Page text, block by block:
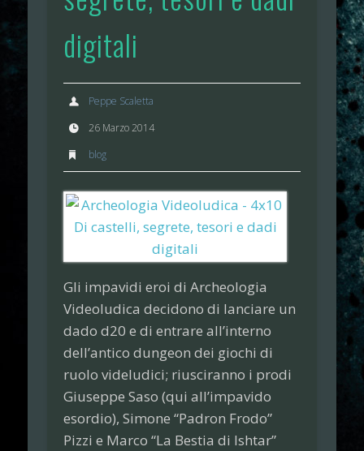
digitali
Peppe Scaletta
26 Marzo 2014
blog
Gli impavidi eroi diArcheologia
Videoludica decidono di lanciare un
dado d20 e di entrare all’interno
dell’antico dungeon dei giochi di
ruolo videludici; riusciranno i prodi
Giuseppe Saso (qui all’impavido
esordio),Simone“Padron Frodo”
Pizzi e Marco“La Bestia di Ishtar”